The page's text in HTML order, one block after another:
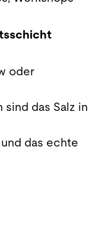
oder
das Salz in
das echte